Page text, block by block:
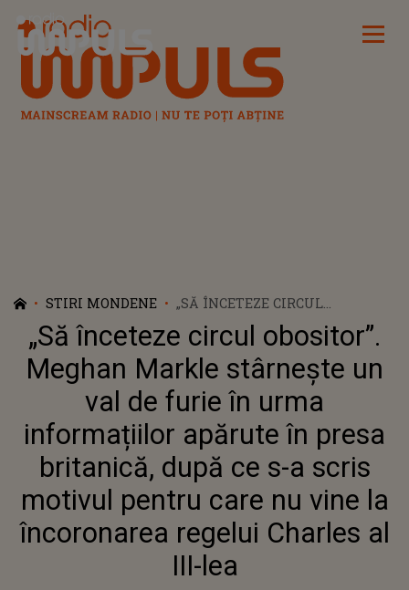
Radio Impuls
STIRI MONDENE
„SĂ ÎNCETEZE CIRCUL
OBOSITOR”. MEGHAN MARKLE
STÂRNEȘTE UN VAL DE FURIE ÎN
URMA INFORMAȚIILOR
APĂRUTE ÎN PRESA BRITANICĂ,
DUPĂ CE S-A SCRIS MOTIVUL
ÎNCORONAREA REGELUI
CHARLES AL III-LEA
„Să înceteze circul obositor”.
Meghan Markle stârnește un
val de furie în urma
informațiilor apărute în presa
britanică, după ce s-a scris
motivul pentru care nu vine la
încoronarea regelui Charles al
III-lea